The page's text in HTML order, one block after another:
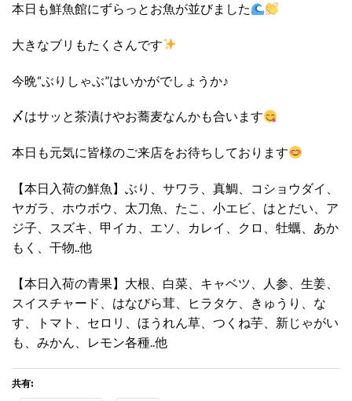
本日も鮮魚館にずらっとお魚が並びました
大きなブリもたくさんです
今晩“ぶりしゃぶ”はいかがでしょうか♪
〆はサッと茶漬けやお蕎麦なんかも合います
本日も元気に皆様のご来店をお待ちしております
【本日入荷の鮮魚】ぶり、サワラ、真鯛、コショウダイ、
ヤガラ、ホウボウ、太刀魚、たこ、小エビ、はとだい、ア
ジ子、スズキ、甲イカ、エソ、カレイ、クロ、牡蠣、あか
もく、干物..他
【本日入荷の青果】大根、白菜、キャベツ、人参、生姜、
スイスチャード、はなびら茸、ヒラタケ、きゅうり、な
す、トマト、セロリ、ほうれん草、つくね芋、新じゃがい
も、みかん、レモン各種..他
共有: